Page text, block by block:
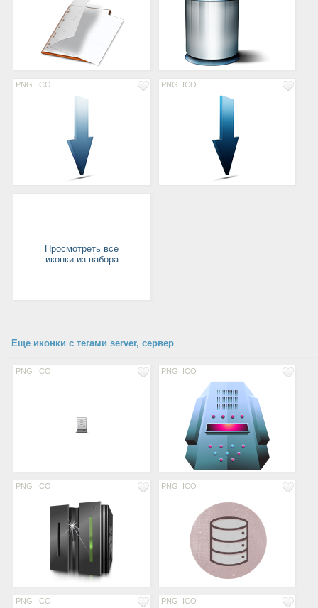
PNG ICO PNG ICO
Просмотреть все
иконки из набора
Еще иконки с тегами server, сервер
PNG ICO PNG ICO
PNG ICO PNG ICO
PNG ICO PNG ICO